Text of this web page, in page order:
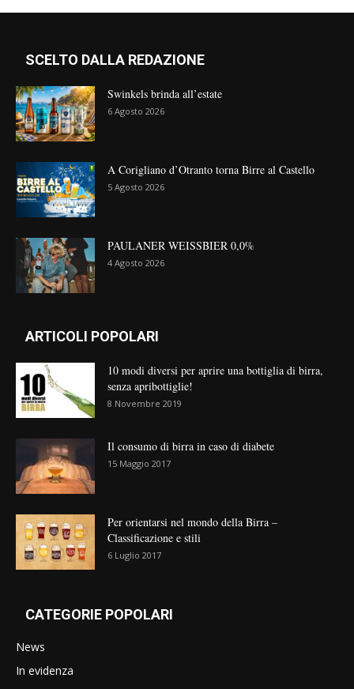
SCELTO DALLA REDAZIONE
Swinkels brinda all’estate
6 Agosto 2026
A Corigliano d’Otranto torna Birre al Castello
5 Agosto 2026
PAULANER WEISSBIER 0,0%
4 Agosto 2026
ARTICOLI POPOLARI
10 modi diversi per aprire una bottiglia di birra,
senza apribottiglie!
8 Novembre 2019
Il consumo di birra in caso di diabete
15 Maggio 2017
Per orientarsi nel mondo della Birra –
Classificazione e stili
6 Luglio 2017
CATEGORIE POPOLARI
News
In evidenza